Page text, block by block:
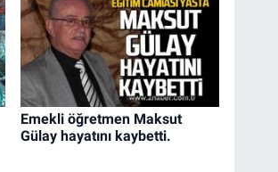
Emekli öğretmen Maksut
Gülay hayatını kaybetti.